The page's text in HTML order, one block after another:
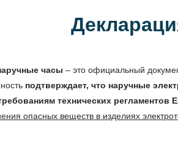
часы – это официальный
подтверждает, что наручные
технических регламентов
опасных веществ в изделиях